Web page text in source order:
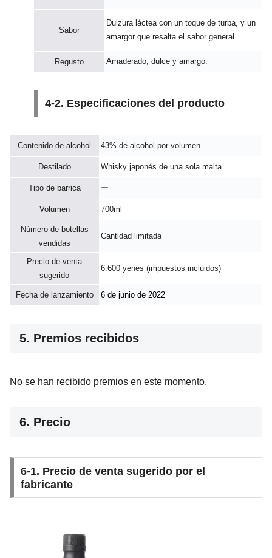
Sabor
Dulzura láctea con un toque de turba, y un
amargor que resalta el sabor general.
Regusto Amaderado, dulce y amargo.
4-2. Especificaciones del producto
Contenido de alcohol 43% de alcohol por volumen
Destilado Whisky japonés de una sola malta
Tipo de barrica ー
Volumen 700ml
Número de botellas
vendidas
Cantidad limitada
Precio de venta
sugerido
6.600 yenes (impuestos incluidos)
Fecha de lanzamiento 6 de junio de 2022
5. Premios recibidos
No se han recibido premios en este momento.
6. Precio
6-1. Precio de venta sugerido por el
fabricante